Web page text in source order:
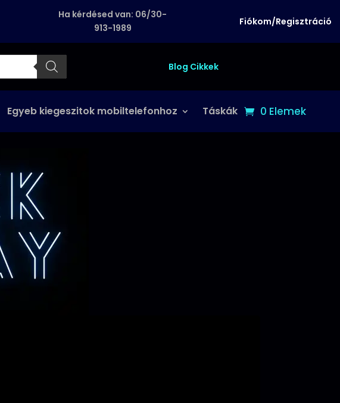
Ha kérdésed van: 06/30-
913-1989
Fiókom/Regisztráció
Blog Cikkek
Egyeb kiegeszitok mobiltelefonhoz Táskák 0 Elemek